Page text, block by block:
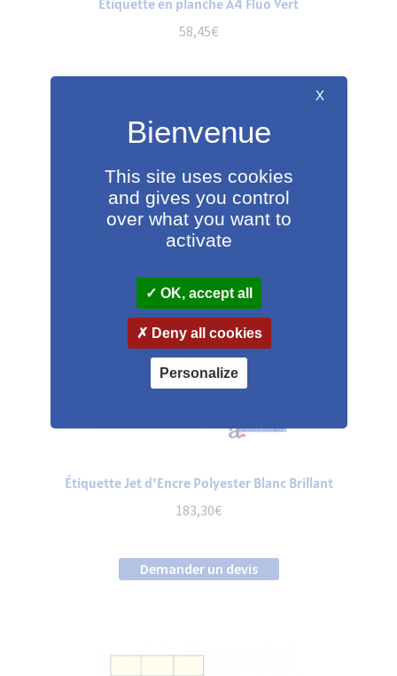
58,45€
Étiquette Jet d’Encre Polyester Blanc Brillant
183,30€
Demander un devis
X
This site uses cookies
and gives you control
over what you want to
activate
OK, accept all
Deny all cookies
Personalize